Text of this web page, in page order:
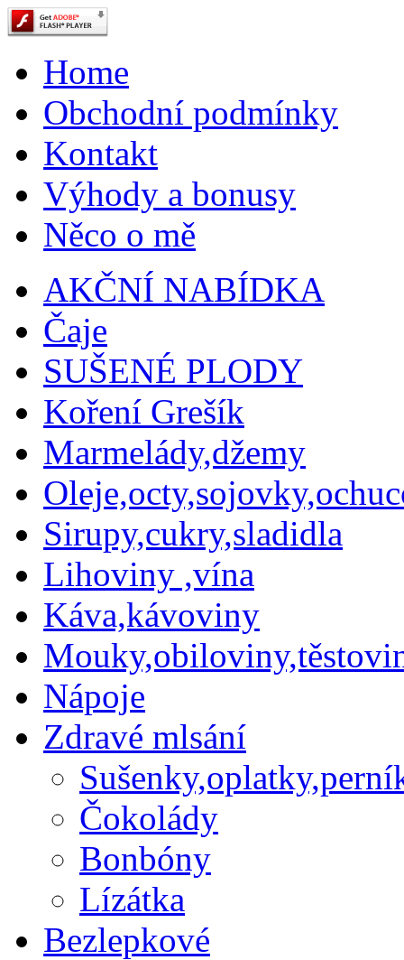
Home
Obchodní podmínky
Kontakt
Výhody a bonusy
Něco o mě
AKČNÍ NABÍDKA
Čaje
SUŠENÉ PLODY
Koření Grešík
Marmelády,džemy
Sirupy,cukry,sladidla
Lihoviny ,vína
Káva,kávoviny
Nápoje
Zdravé mlsání
Čokolády
Bonbóny
Lízátka
Bezlepkové